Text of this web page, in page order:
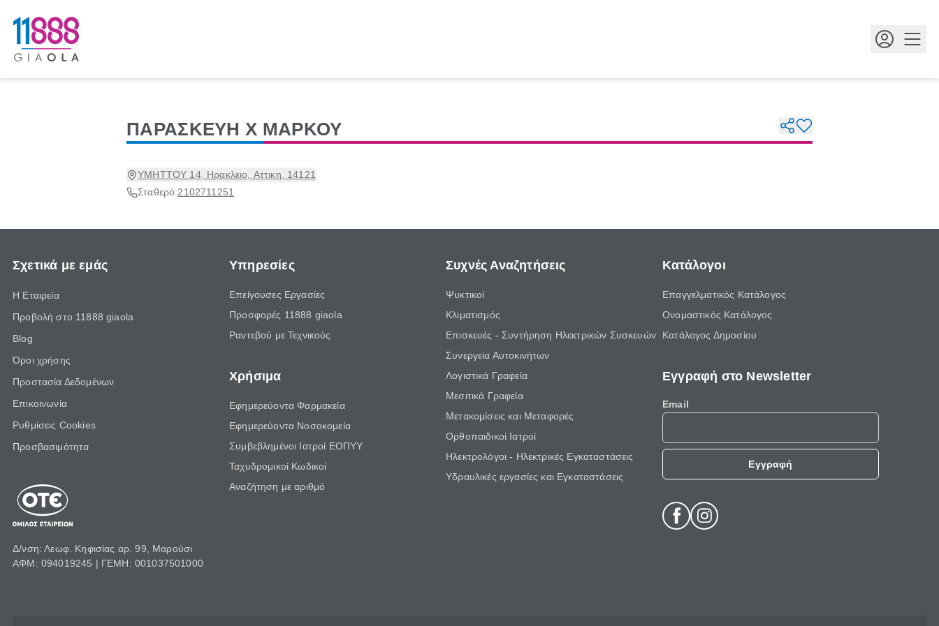
ΠΑΡΑΣΚΕΥΗ Χ ΜΑΡΚΟΥ
ΥΜΗΤΤΟΥ 14, Ηρακλειο, Αττικη, 14121
Σταθερό:2102711251
Σχετικά με εμάς
Η Εταιρεία
Προβολή στο 11888 giaola
Blog
Όροι χρήσης
Προστασία Δεδομένων
Επικοινωνία
Ρυθμίσεις Cookies
Προσβασιμότητα
Δ/νση: Λεωφ. Κηφισίας αρ. 99, Μαρούσι
ΑΦΜ: 094019245 | ΓΕΜΗ: 001037501000
Υπηρεσίες
Επείγουσες Εργασίες
Προσφορές 11888 giaola
Ραντεβού με Τεχνικούς
Χρήσιμα
Εφημερεύοντα Φαρμακεία
Εφημερεύοντα Νοσοκομεία
Συμβεβλημένοι Ιατροί ΕΟΠΥΥ
Ταχυδρομικοί Κωδικοί
Αναζήτηση με αριθμό
Συχνές Αναζητήσεις
Ψυκτικοί
Κλιματισμός
Επισκευές - Συντήρηση Ηλεκτρικών Συσκευών
Συνεργεία Αυτοκινήτων
Λογιστικά Γραφεία
Μεσιτικά Γραφεία
Μετακομίσεις και Μεταφορές
Ορθοπαιδικοί Ιατροί
Ηλεκτρολόγοι - Ηλεκτρικές Εγκαταστάσεις
Υδραυλικές εργασίες και Εγκαταστάσεις
Κατάλογοι
Επαγγελματικός Κατάλογος
Ονομαστικός Κατάλογος
Κατάλογος Δημοσίου
Εγγραφή στο Newsletter
Email
Εγγραφή